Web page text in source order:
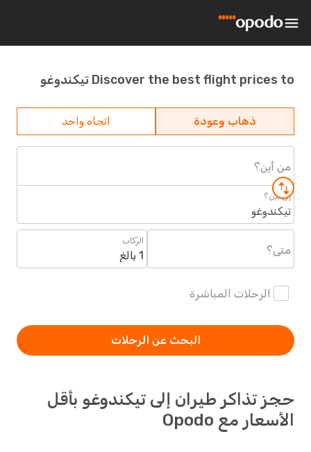
Discover the best flight prices to تيكندوغو
ذهاب وعودة اتجاه واحد
من أين؟
إلى أين؟
تيكندوغو
متى؟
الرُكاب
1 بالغ
الرحلات المباشرة
البحث عن الرحلات
حجز تذاكر طيران إلى تيكندوغو بأقل
الأسعار مع Opodo